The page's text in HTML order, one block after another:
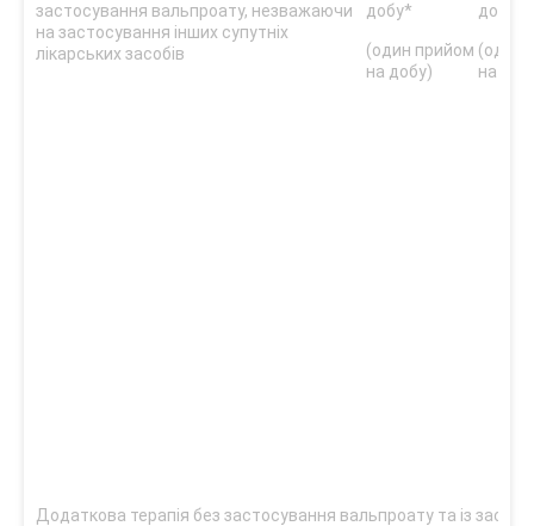
застосування вальпроату, незважаючи
на застосування інших супутніх
лікарських засобів
добу*
(один прийом
на добу)
добу
(один
на
Додаткова терапія без застосування вальпроату та із